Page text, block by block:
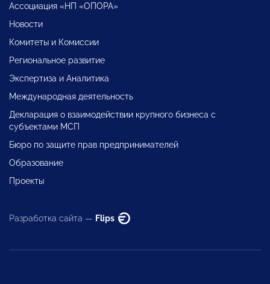
Ассоциация «НП «ОПОРА»
Новости
Комитеты и Комиссии
Региональное развитие
Экспертиза и Аналитика
Международная деятельность
Декларация о взаимодействии крупного бизнеса с
субъектами МСП
Бюро по защите прав предпринимателей
Образование
Проекты
Разработка сайта — Flips